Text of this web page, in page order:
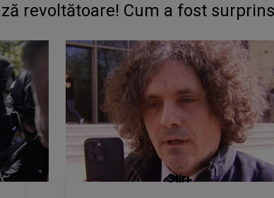
revoltătoare! Cum a fost
Stiri